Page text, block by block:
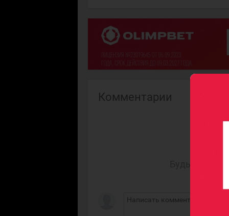
Комментарии
Будьте